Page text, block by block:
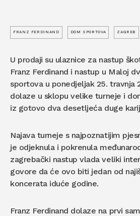
FRANZ FERDINAND DOM SPORTOVA ZAGREB
U prodaji su ulaznice za nastup
Franz Ferdinand i nastup u Maloj
sportova u ponedjeljak 25. travnja
dolaze u sklopu velike turneje i
iz gotovo dva desetljeća duge
Najava turneje s najpoznatijim
je odjeknula i pokrenula
zagrebački nastup vlada veliki
govore da će ovo biti jedan od
koncerata iduće godine.
Franz Ferdinand dolaze na prvi